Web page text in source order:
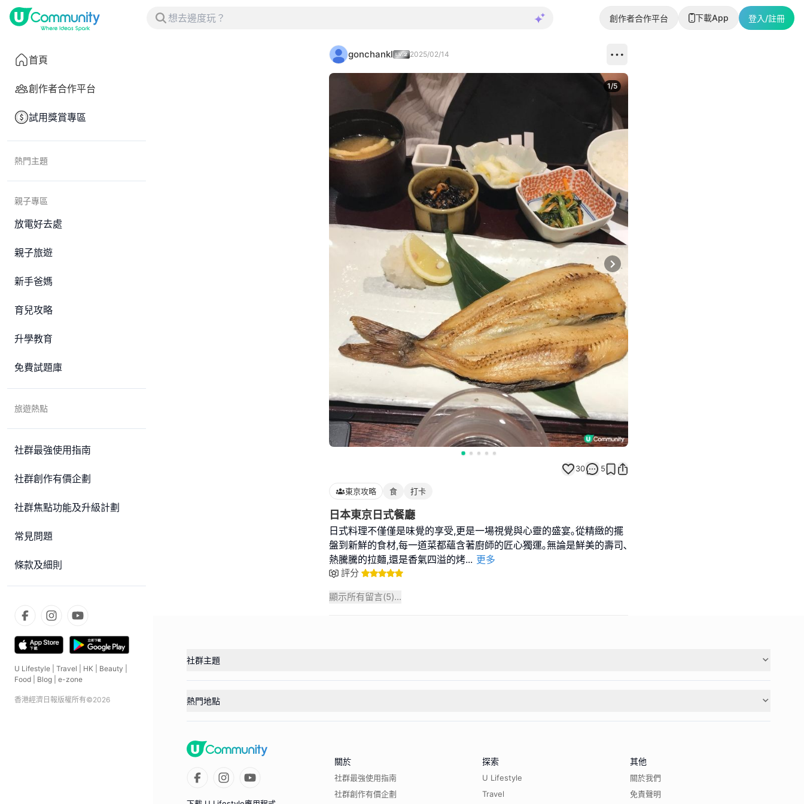
創作者合作平台 下載App 登入/註冊
首頁
創作者合作平台
試用獎賞專區
熱門主題
親子專區
放電好去處
親子旅遊
新手爸媽
育兒攻略
升學教育
免費試題庫
旅遊熱點
社群最強使用指南
社群創作有價企劃
社群焦點功能及升級計劃
常見問題
條款及細則
U Lifestyle Travel HK Beauty
Food
Blog e-zone
香港經濟日報版權所有©2026
gonchankl 2025/02/14
Next slide
1/5
30 5
東京攻略 食 打卡
日本東京日式餐廳
日式料理不僅僅是味覺的享受,更是一場視覺與心靈的盛宴｡從精緻的擺
盤到新鮮的食材,每一道菜都蘊含著廚師的匠心獨運｡無論是鮮美的壽司､
熱騰騰的拉麵,還是香氣四溢的烤... 更多
評分
顯示所有留言(5)...
社群主題
熱門地點
關於
社群最強使用指南
社群創作有價企劃
探索
U Lifestyle
Travel
其他
關於我們
免責聲明